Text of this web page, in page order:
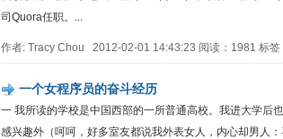
司Quora任职。...
作者: Tracy Chou 2012-02-01 14:43:23 阅读：1981 标签
一个女程序员的奋斗经历
一 我所读的学校是中国西部的一所普通高校。我进大学后
感兴趣外（呵呵，好多室友都说我外表女人，内心却男人